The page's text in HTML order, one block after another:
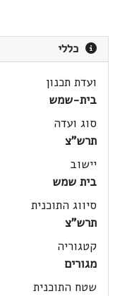
כללי
ועדת תכנון
בית-שמש
סוג ועדה
תרש"צ
יישוב
בית שמש
סיווג התוכנית
תרש"צ
קטגוריה
מגורים
שטח התוכנית